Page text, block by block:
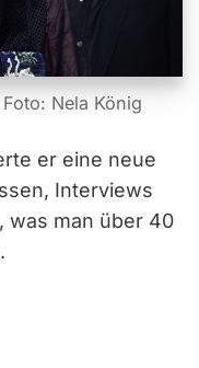
Nela König
er eine neue
Interviews
was man über 40